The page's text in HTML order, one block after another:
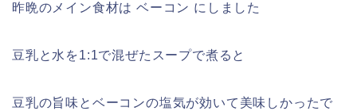
昨晩のメイン食材は ベーコン にしました
豆乳と水を1:1で混ぜたスープで煮ると
豆乳の旨味とベーコンの塩気が効いて美味しかったで